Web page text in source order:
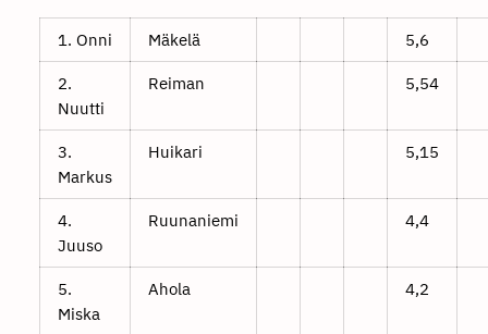
1. Onni Mäkelä 5,6
2.
Nuutti
Reiman 5,54
3.
Markus
Huikari 5,15
4.
Juuso
Ruunaniemi 4,4
5.
Miska
Ahola 4,2